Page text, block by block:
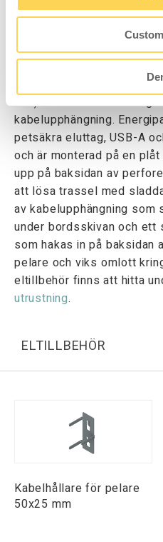
Utöver belysning har vi
sortiment av eltillbehör
arbetet vid
Här har vi valt att highlighta
bar som finns i två
mm) och två olika
kabelupphängning.
petsäkra eluttag, USB-A
och är monterad på en
upp på baksidan av
att lösa trassel med
av kabelupphängning som
under bordsskivan och ett
som hakas in på baksidan
pelare och viks omlott
eltillbehör finns att hitta
utrustning.
ELTILLBEHÖR
Kabelhållare för pelare
50x25 mm